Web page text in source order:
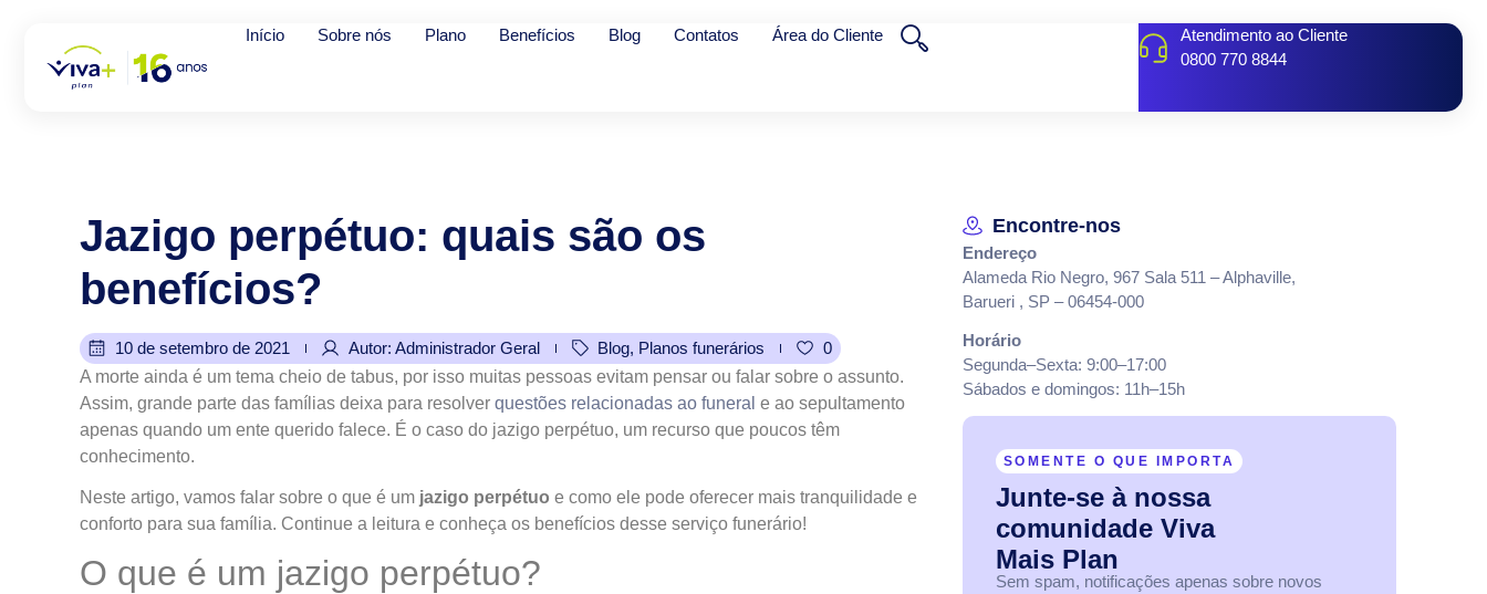
Início Sobre nós Plano Benefícios Blog Contatos Área do Cliente
Atendimento ao Cliente
0800 770 8844
Jazigo perpétuo: quais são os
benefícios?
10 de setembro de 2021 Autor: Administrador Geral Blog, Planos funerários
0
A morte ainda é um tema cheio de tabus, por isso muitas pessoas evitam pensar ou falar sobre o assunto.
Assim, grande parte das famílias deixa para resolver questões relacionadas ao funeral e ao sepultamento
apenas quando um ente querido falece. É o caso do jazigo perpétuo, um recurso que poucos têm
conhecimento.
Neste artigo, vamos falar sobre o que é um jazigo perpétuo e como ele pode oferecer mais tranquilidade e
conforto para sua família. Continue a leitura e conheça os benefícios desse serviço funerário!
O que é um jazigo perpétuo?
Encontre-nos
Endereço
Alameda Rio Negro, 967 Sala 511 – Alphaville,
Barueri , SP – 06454-000
Horário
Segunda–Sexta: 9:00–17:00
Sábados e domingos: 11h–15h
SOMENTE O QUE IMPORTA
Junte-se à nossa
comunidade Viva
Mais Plan
Sem spam, notificações apenas sobre novos